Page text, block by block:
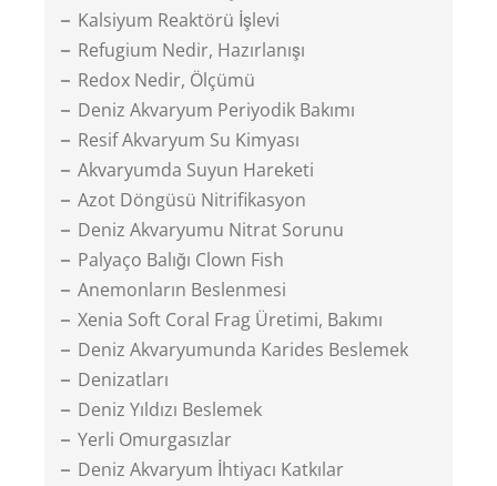
Kalsiyum Reaktörü İşlevi
Refugium Nedir, Hazırlanışı
Redox Nedir, Ölçümü
Deniz Akvaryum Periyodik Bakımı
Resif Akvaryum Su Kimyası
Akvaryumda Suyun Hareketi
Azot Döngüsü Nitrifikasyon
Deniz Akvaryumu Nitrat Sorunu
Palyaço Balığı Clown Fish
Anemonların Beslenmesi
Xenia Soft Coral Frag Üretimi, Bakımı
Deniz Akvaryumunda Karides Beslemek
Denizatları
Deniz Yıldızı Beslemek
Yerli Omurgasızlar
Deniz Akvaryum İhtiyacı Katkılar